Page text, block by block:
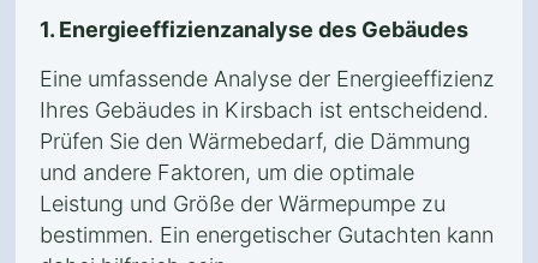
1. Energieeffizienzanalyse des Gebäudes
Eine umfassende Analyse der Energieeffizienz
Ihres Gebäudes in Kirsbach ist entscheidend.
Prüfen Sie den Wärmebedarf, die Dämmung
und andere Faktoren, um die optimale
Leistung und Größe der Wärmepumpe zu
bestimmen. Ein energetischer Gutachten kann